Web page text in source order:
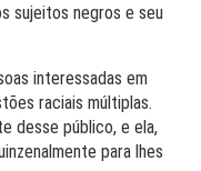
sujeitos negros e seu
interessadas em
raciais múltiplas.
desse público, e ela,
para lhes